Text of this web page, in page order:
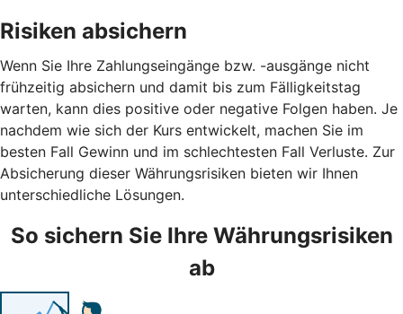
Risiken absichern
Wenn Sie Ihre Zahlungseingänge bzw. -ausgänge nicht
frühzeitig absichern und damit bis zum Fälligkeitstag
warten, kann dies positive oder negative Folgen haben. Je
nachdem wie sich der Kurs entwickelt, machen Sie im
besten Fall Gewinn und im schlechtesten Fall Verluste. Zur
Absicherung dieser Währungsrisiken bieten wir Ihnen
unterschiedliche Lösungen.
So sichern Sie Ihre Währungsrisiken
ab